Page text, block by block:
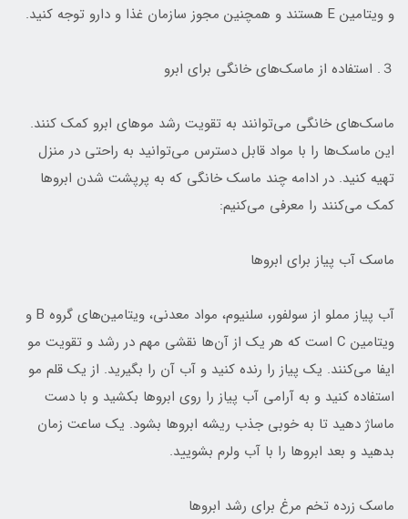
و ویتامین E هستند و همچنین مجوز سازمان غذا و دارو توجه کنید.
３. استفاده از ماسک‌های خانگی برای ابرو
ماسک‌های خانگی می‌توانند به تقویت رشد موهای ابرو کمک کنند.
این ماسک‌ها را با مواد قابل دسترس می‌توانید به راحتی در منزل
تهیه کنید. در ادامه چند ماسک خانگی که به پرپشت شدن ابروها
کمک می‌کنند را معرفی می‌کنیم:
ماسک آب پیاز برای ابروها
آب پیاز مملو از سولفور، سلنیوم، مواد معدنی، ویتامین‌های گروه B و
ویتامین C است که هر یک از آن‌ها نقشی مهم در رشد و تقویت مو
ایفا می‌کنند. یک پیاز را رنده کنید و آب آن را بگیرید. از یک قلم مو
استفاده کنید و به آرامی آب پیاز را روی ابروها بکشید و با دست
ماساژ دهید تا به خوبی جذب ریشه ابروها بشود. یک ساعت زمان
بدهید و بعد ابروها را با آب ولرم بشویید.
ماسک زرده تخم مرغ برای رشد ابروها